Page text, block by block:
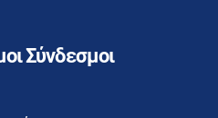
Σύνδεσμοι